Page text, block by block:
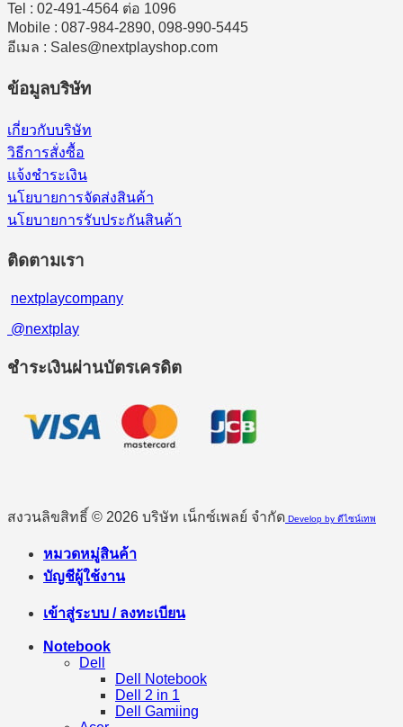
Tel : 02-491-4564 ต่อ 1096
Mobile : 087-984-2890, 098-990-5445
อีเมล : Sales@nextplayshop.com
ข้อมูลบริษัท
เกี่ยวกับบริษัท
วิธีการสั่งซื้อ
แจ้งชำระเงิน
นโยบายการจัดส่งสินค้า
นโยบายการรับประกันสินค้า
ติดตามเรา
nextplaycompany
@nextplay
ชำระเงินผ่านบัตรเครดิต
สงวนลิขสิทธิ์ © 2026 บริษัท เน็กซ์เพลย์ จำกัด Develop by ดีไซน์เทพ
หมวดหมู่สินค้า
บัญชีผู้ใช้งาน
เข้าสู่ระบบ / ลงทะเบียน
Notebook
Dell
Dell Notebook
Dell 2 in 1
Dell Gamiing